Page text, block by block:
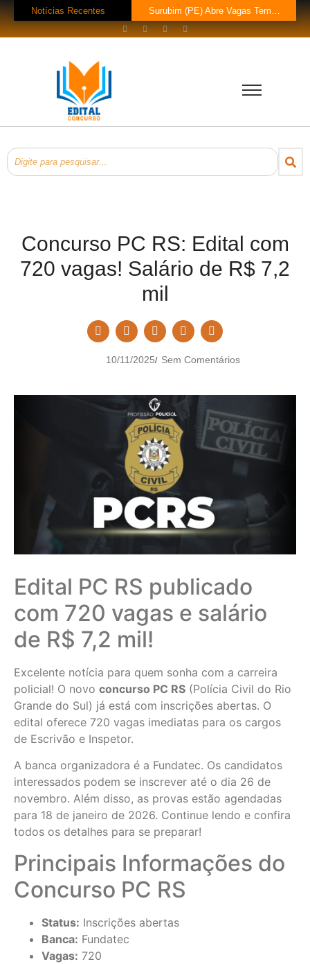
Notícias Recentes
Concurso CREF 11 MS: Edital com 200 Vagas Lançado!
Concurso Monte Carlo SC: Salários até R$ 25.760 te Esperam!
Concurso PC RS: Edital com
720 vagas! Salário de R$ 7,2
mil
10/11/2025/ Sem Comentários
Edital PC RS publicado
com 720 vagas e salário
de R$ 7,2 mil!
Excelente notícia para quem sonha com a carreira
policial! O novo concurso PC RS (Polícia Civil do Rio
Grande do Sul) já está com inscrições abertas. O
edital oferece 720 vagas imediatas para os cargos
de Escrivão e Inspetor.
A banca organizadora é a Fundatec. Os candidatos
interessados podem se inscrever até o dia 26 de
novembro. Além disso, as provas estão agendadas
para 18 de janeiro de 2026. Continue lendo e confira
todos os detalhes para se preparar!
Principais Informações do
Concurso PC RS
Status: Inscrições abertas
Banca: Fundatec
Vagas: 720